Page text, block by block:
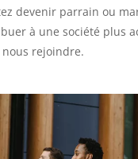
devenir parrain ou
à une société plus
nous rejoindre.